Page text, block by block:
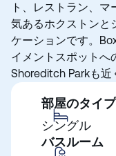
ト、レストラン、
気あるホクストンと
ケーションです。
イメントスポットへ
Shoreditch Parkも近
部屋のタイプ
シングル
バスルーム